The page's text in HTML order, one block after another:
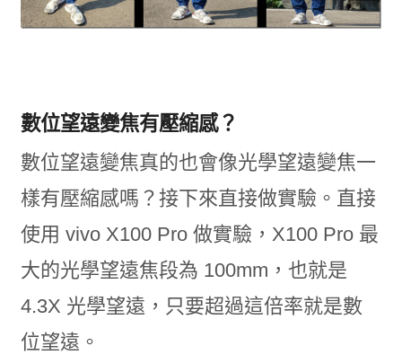
數位望遠變焦有壓縮感？
數位望遠變焦真的也會像光學望遠變焦一
樣有壓縮感嗎？接下來直接做實驗。直接
使用 vivo X100 Pro 做實驗，X100 Pro 最
大的光學望遠焦段為 100mm，也就是
4.3X 光學望遠，只要超過這倍率就是數
位望遠。